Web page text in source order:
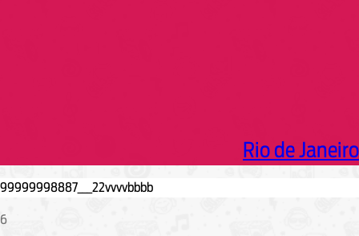
Rio de Janeiro
6